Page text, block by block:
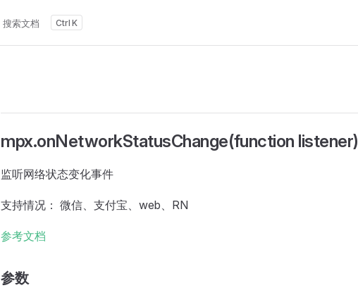
搜索文档 K
mpx.onNetworkStatusChange(function listener)
监听网络状态变化事件
支持情况： 微信、支付宝、web、RN
参考文档
参数